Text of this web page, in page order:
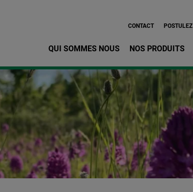
CONTACT POSTULEZ
QUI SOMMES NOUS NOS PRODUITS